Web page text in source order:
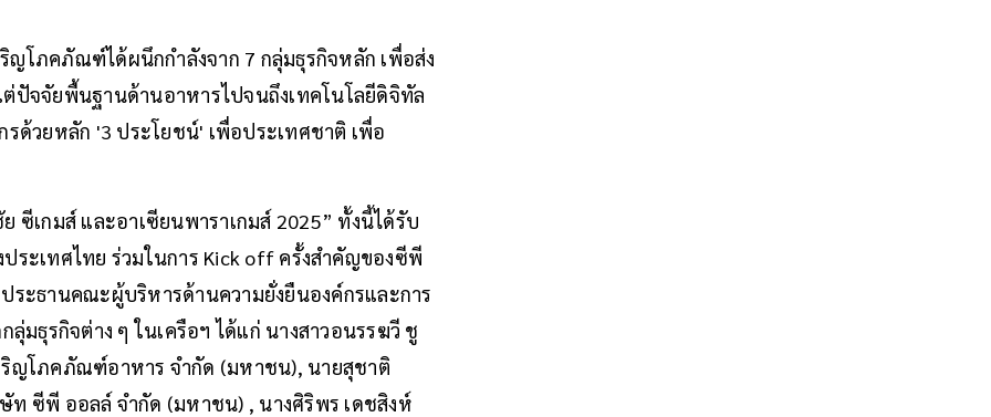
ญโภคภัณฑ์ได้ผนึกกำลังจาก 7 กลุ่มธุรกิจหลัก เพื่อส่ง
จจัยพื้นฐานด้านอาหารไปจนถึงเทคโนโลยีดิจิทัล
ด้วยหลัก '3 ประโยชน์' เพื่อประเทศชาติ เพื่อ
ซีเกมส์ และอาเซียนพาราเกมส์ 2025” ทั้งนี้ได้รับ
ระเทศไทย ร่วมในการ Kick off ครั้งสำคัญของซีพี
ะธานคณะผู้บริหารด้านความยั่งยืนองค์กรและการ
ธุรกิจต่าง ๆ ในเครือฯ ได้แก่ นางสาวอนรรฆวี ชู
ริญโภคภัณฑ์อาหาร จำกัด (มหาชน), นายสุชาติ
ท ซีพี ออลล์ จำกัด (มหาชน) , นางศิริพร เดชสิงห์